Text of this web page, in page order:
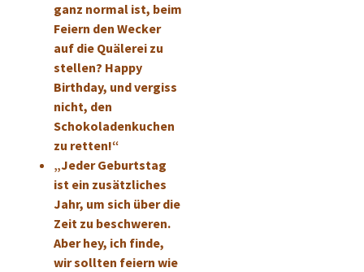
ganz normal ist, beim
Feiern den Wecker
auf die Quälerei zu
stellen? Happy
Birthday, und vergiss
nicht, den
Schokoladenkuchen
zu retten!“
„Jeder Geburtstag
ist ein zusätzliches
Jahr, um sich über die
Zeit zu beschweren.
Aber hey, ich finde,
wir sollten feiern wie